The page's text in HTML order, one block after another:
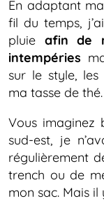
En adaptant
fil du temps,
pluie afin de
intempéries
sur le style,
ma tasse de thé.
Vous imaginez
sud-est, je
régulièrement
trench ou de
mon sac. Mais